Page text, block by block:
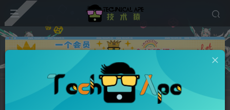
广告
0